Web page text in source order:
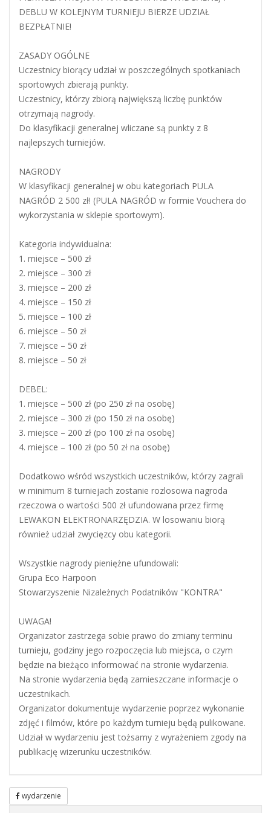
DEBLU W KOLEJNYM TURNIEJU BIERZE UDZIAŁ
BEZPŁATNIE!
ZASADY OGÓLNE
Uczestnicy biorący udział w poszczególnych spotkaniach
sportowych zbierają punkty.
Uczestnicy, którzy zbiorą największą liczbę punktów
otrzymają nagrody.
Do klasyfikacji generalnej wliczane są punkty z 8
najlepszych turniejów.
NAGRODY
W klasyfikacji generalnej w obu kategoriach PULA
NAGRÓD 2 500 zł! (PULA NAGRÓD w formie Vouchera do
wykorzystania w sklepie sportowym).
Kategoria indywidualna:
1. miejsce – 500 zł
2. miejsce – 300 zł
3. miejsce – 200 zł
4. miejsce – 150 zł
5. miejsce – 100 zł
6. miejsce – 50 zł
7. miejsce – 50 zł
8. miejsce – 50 zł
DEBEL:
1. miejsce – 500 zł (po 250 zł na osobę)
2. miejsce – 300 zł (po 150 zł na osobę)
3. miejsce – 200 zł (po 100 zł na osobę)
4. miejsce – 100 zł (po 50 zł na osobę)
Dodatkowo wśród wszystkich uczestników, którzy zagrali
w minimum 8 turniejach zostanie rozlosowa nagroda
rzeczowa o wartości 500 zł ufundowana przez firmę
LEWAKON ELEKTRONARZĘDZIA. W losowaniu biorą
również udział zwycięzcy obu kategorii.
Wszystkie nagrody pieniężne ufundowali:
Grupa Eco Harpoon
Stowarzyszenie Nizależnych Podatników "KONTRA"
UWAGA!
Organizator zastrzega sobie prawo do zmiany terminu
turnieju, godziny jego rozpoczęcia lub miejsca, o czym
będzie na bieżąco informować na stronie wydarzenia.
Na stronie wydarzenia będą zamieszczane informacje o
uczestnikach.
Organizator dokumentuje wydarzenie poprzez wykonanie
zdjęć i filmów, które po każdym turnieju będą pulikowane.
Udział w wydarzeniu jest tożsamy z wyrażeniem zgody na
publikację wizerunku uczestników.
wydarzenie